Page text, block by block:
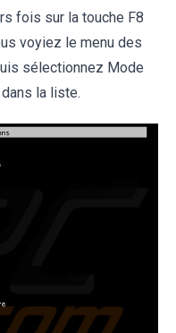
fois sur la touche F8
voyiez le menu des
sélectionnez Mode
la liste.